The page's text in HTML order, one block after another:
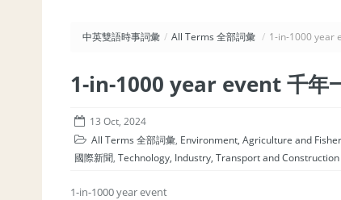
中英雙語時事詞彙 / All Terms 全部詞彙 / 1-in-1000 year
1-in-1000 year event 千年
13 Oct, 2024
All Terms 全部詞彙, Environment, Agriculture and
國際新聞, Technology, Industry, Transport and
1-in-1000 year event